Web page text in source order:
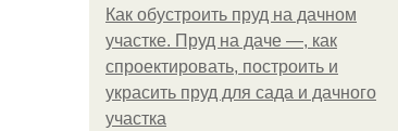
Как обустроить пруд на дачном
участке. Пруд на даче —, как
спроектировать, построить и
украсить пруд для сада и дачного
участка